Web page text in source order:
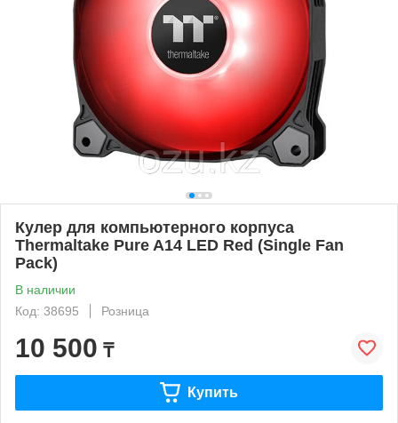
Кулер для компьютерного корпуса
Thermaltake Pure A14 LED Red (Single Fan
Pack)
В наличии
Код: 38695
Розница
10 500 ₸
Купить